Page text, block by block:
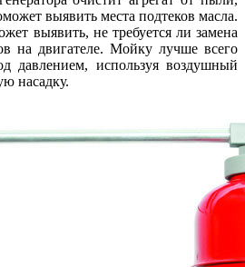
выявить места подтеков масла.
выявить, не требуется ли замена
на двигателе. Мойку лучше всего
давлением, используя воздушный
насадку.